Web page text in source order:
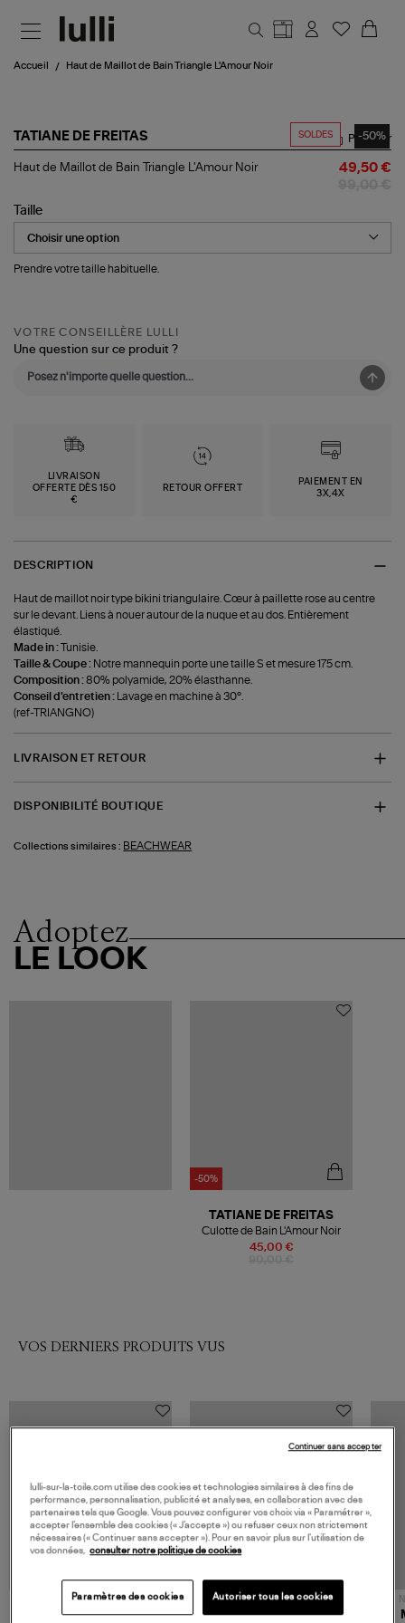
Accueil Haut de Maillot de Bain Triangle L'Amour Noir
SOLDES -50%
TATIANE DE FREITAS
Haut
de
Bain
Triangle
L'Amour
Noir
Partager
Haut de Maillot de Bain Triangle L'Amour Noir 49,50 €
Taille
Prendre votre taille habituelle.
VOTRE CONSEILLÈRE LULLI
Une question sur ce produit ?
LIVRAISON
OFFERTE DÈS 150
€
RETOUR OFFERT
PAIEMENT EN
3X,4X
DESCRIPTION
Haut de maillot noir type bikini triangulaire. Cœur à paillette rose au centre
sur le devant. Liens à nouer autour de la nuque et au dos. Entièrement
élastiqué.
Made in :Tunisie.
Taille & Coupe : Notre mannequin porte une taille S et mesure 175 cm.
Composition :80% polyamide, 20% élasthanne.
Conseil d'entretien :
Lavage en machine à 30°.
(ref-TRIANGNO)
LIVRAISON ET RETOUR
DISPONIBILITÉ BOUTIQUE
Collections similaires : BEACHWEAR
Adoptez
LE LOOK
-50%
45,00 €
TATIANE DE FREITAS
Culotte de Bain L'Amour Noir
VOS DERNIERS PRODUITS VUS
JEROME DREYFUSS
NOUVELLE COLLECTION
TORAL
lulli-sur-la-toile.com utilise des cookies et technologies similaires à des fins de
performance, personnalisation, publicité et analyses, en collaboration avec des
partenaires tels que Google. Vous pouvez configurer vos choix via « Paramétrer »,
accepter l’ensemble des cookies (« J’accepte ») ou refuser ceux non strictement
nécessaires (« Continuer sans accepter »). Pour en savoir plus sur l’utilisation de
vos données, consulter notre politique de cookies
Paramètres des cookies Autoriser tous les cookies
Continuer sans accepter